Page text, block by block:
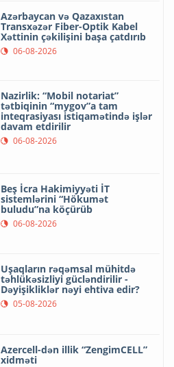
Azərbaycan və Qazaxıstan
Transxəzər Fiber-Optik Kabel
Xəttinin çəkilişini başa çatdırıb
06-08-2026
Nazirlik: “Mobil notariat”
tətbiqinin “mygov”a tam
inteqrasiyası istiqamətində işlər
davam etdirilir
06-08-2026
Beş İcra Hakimiyyəti İT
sistemlərini “Hökumət
buludu”na köçürüb
06-08-2026
Uşaqların rəqəmsal mühitdə
təhlükəsizliyi gücləndirilir -
Dəyişikliklər nəyi ehtiva edir?
05-08-2026
Azercell-dən illik “ZengimCELL”
xidməti